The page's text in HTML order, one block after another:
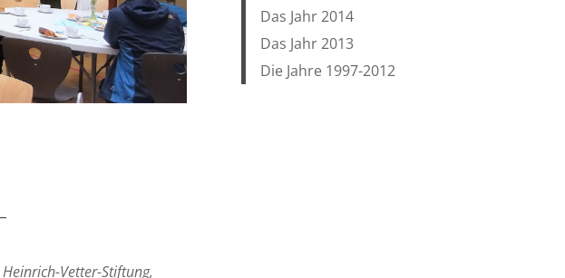
Heinrich-Vetter-Stiftung,
Das Jahr 2014
Das Jahr 2013
Die Jahre 1997-2012